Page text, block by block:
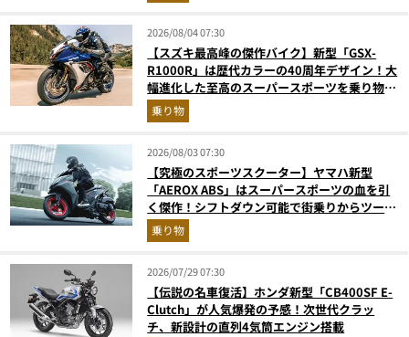
2026/08/04 07:30
【スズキ最高峰の傑作バイク】新型「GSX-
R1000R」は歴代カラーの40周年デザイン！大
幅進化した至高のスーパースポーツを乗り物ラ
イターが解説
乗り物
2026/08/03 07:30
【究極のスポーツスクーター】ヤマハ新型
「AEROX ABS」はスーパースポーツの血を引
く傑作！シフトダウン可能で街乗りからツーリ
ングまで最強
乗り物
2026/07/29 07:30
【伝説の名車復活】ホンダ新型「CB400SF E-
Clutch」が人気爆発の予感！次世代クラッ
チ、新設計の直列4気筒エンジン搭載